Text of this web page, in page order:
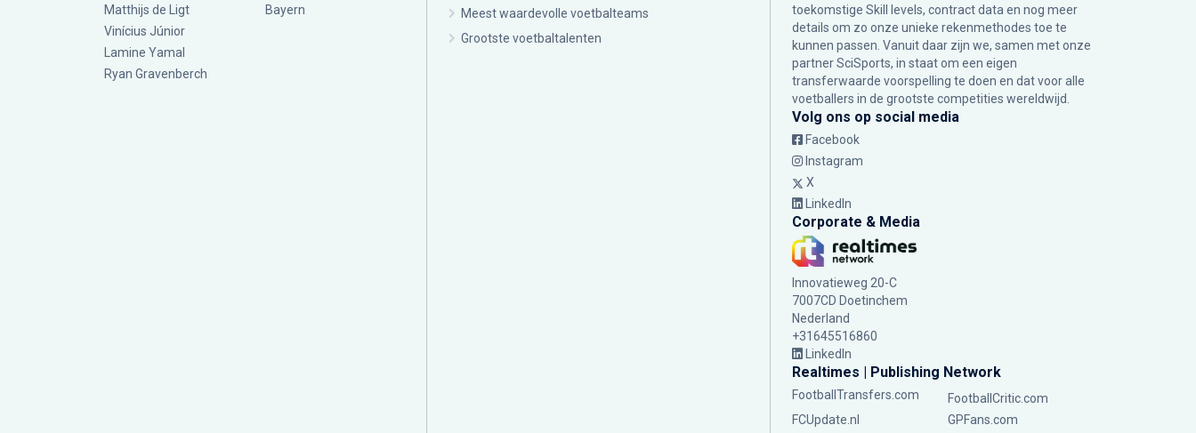
Matthijs de Ligt
Vinícius Júnior
Lamine Yamal
Ryan Gravenberch
Bayern
Meest waardevolle voetbalteams
Grootste voetbaltalenten
toekomstige Skill levels, contract data en nog meer
details om zo onze unieke rekenmethodes toe te
kunnen passen. Vanuit daar zijn we, samen met onze
partner SciSports, in staat om een eigen
transferwaarde voorspelling te doen en dat voor alle
voetballers in de grootste competities wereldwijd.
Volg ons op social media
Facebook
Instagram
X
LinkedIn
Corporate & Media
Innovatieweg 20-C
7007CD Doetinchem
Nederland
+31645516860
LinkedIn
Realtimes | Publishing Network
FootballTransfers.com
FootballCritic.com
FCUpdate.nl
GPFans.com